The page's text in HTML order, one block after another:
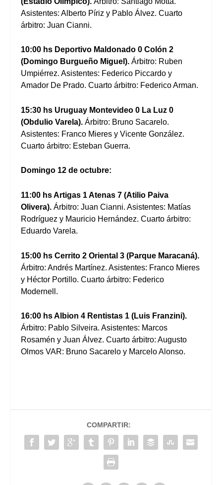
Asistentes: Alberto Píriz y Pablo Álvez. Cuarto
árbitro: Juan Cianni.
10:00 hs Deportivo Maldonado 0 Colón 2
(Domingo Burgueño Miguel).Árbitro: Ruben
Umpiérrez. Asistentes: Federico Piccardo y
Amador De Prado. Cuarto árbitro: Federico Arman.
15:30 hs Uruguay Montevideo 0 La Luz 0
(Obdulio Varela).Árbitro: Bruno Sacarelo.
Asistentes: Franco Mieres y Vicente González.
Cuarto árbitro: Esteban Guerra.
Domingo 12 de octubre:
11:00 hs Artigas 1 Atenas 7 (Atilio Paiva
Olivera). Árbitro: Juan Cianni. Asistentes: Matías
Rodríguez y Mauricio Hernández. Cuarto árbitro:
Eduardo Varela.
15:00 hs Cerrito 2 Oriental 3 (Parque Maracaná).
Árbitro: Andrés Martínez. Asistentes: Franco Mieres
y Héctor Portillo. Cuarto árbitro: Federico
Modernell.
16:00 hs Albion 4 Rentistas 1 (Luis Franzini).
Árbitro: Pablo Silveira. Asistentes: Marcos
Rosamén y Juan Álvez. Cuarto árbitro: Augusto
Olmos VAR: Bruno Sacarelo y Marcelo Alonso.
COMPARTIR: